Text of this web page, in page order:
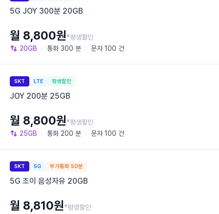
5G JOY 300분 20GB
20GB 통화 300 분 문자 100 건
월 8,800원*평생할인
SKT LTE 평생할인
JOY 200분 25GB
25GB 통화 200 분 문자 100 건
월 8,800원*평생할인
SKT 5G 부가통화 50분
5G 조이 음성자유 20GB
월 8,810원*평생할인